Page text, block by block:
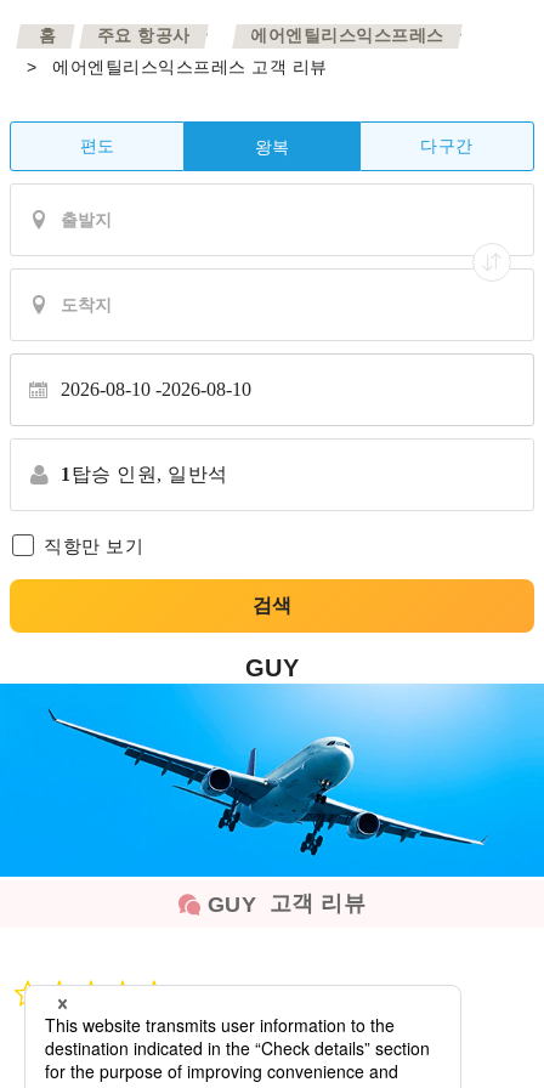
홈 >
주요 항공사 >
에어엔틸리스익스프레스
>
에어엔틸리스익스프레스 고객 리뷰
편도 왕복 다구간
2026-08-10 2026-08-10
1 탑승 인원, 일반석
직항만 보기
검색
GUY
GUY 고객 리뷰
0.0
rating